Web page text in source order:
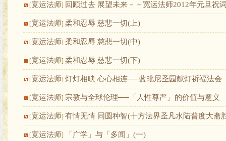
[宽运法师] 回顾过去 展望未来－－宽运法师2012年元旦祝
[宽运法师] 柔和忍辱 慈悲一切(上)
[宽运法师] 柔和忍辱 慈悲一切(中)
[宽运法师] 柔和忍辱 慈悲一切(下)
[宽运法师] 灯灯相映 心心相连──蓝毗尼圣园献灯祈福法会
[宽运法师] 宗教与全球伦理──「人性尊严」的价值与意义
[宽运法师] 有情无情 同圆种智(十方法界圣凡水陆普度大斋
[宽运法师] 「广学」与「多闻」(一)